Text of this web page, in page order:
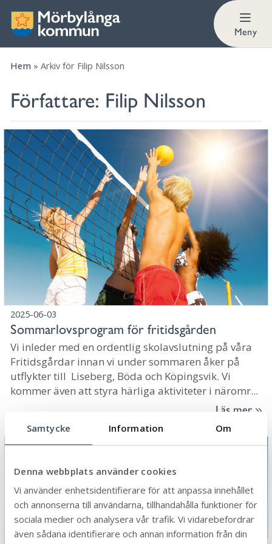
Samtycke Information Om
Denna webbplats använder cookies
Vi använder enhetsidentifierare för att anpassa innehållet
och annonserna till användarna, tillhandahålla funktioner för
sociala medier och analysera vår trafik. Vi vidarebefordrar
även sådana identifierare och annan information från din
Meny
Hem » Arkiv för Filip Nilsson
Författare: Filip Nilsson
2025-06-03
Sommarlovsprogram för fritidsgården
Vi inleder med en ordentlig skolavslutning på våra
Fritidsgårdar innan vi under sommaren åker på
utflykter till Liseberg, Böda och Köpingsvik. Vi
kommer även att styra härliga aktiviteter i näromr...
Läs mer